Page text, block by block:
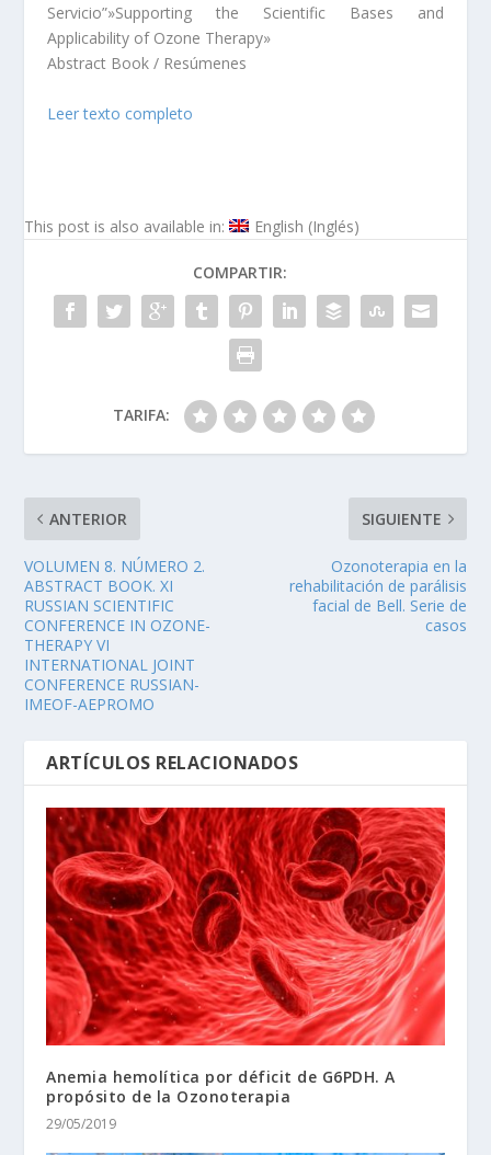
Servicio”»Supporting the Scientific Bases and
Applicability of Ozone Therapy»
Abstract Book / Resúmenes
Leer texto completo
This post is also available in: English (Inglés)
COMPARTIR:
TARIFA:
ANTERIOR
VOLUMEN 8. NÚMERO 2.
ABSTRACT BOOK. XI
RUSSIAN SCIENTIFIC
CONFERENCE IN OZONE-
THERAPY VI
INTERNATIONAL JOINT
CONFERENCE RUSSIAN-
IMEOF-AEPROMO
SIGUIENTE
Ozonoterapia en la
rehabilitación de parálisis
facial de Bell. Serie de
casos
ARTÍCULOS RELACIONADOS
Anemia hemolítica por déficit de G6PDH. A
propósito de la Ozonoterapia
29/05/2019